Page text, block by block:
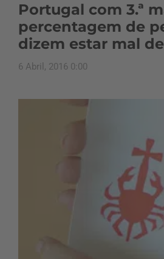
Portugal com 3.ª
percentagem de
dizem estar mal
6 Abril, 2016 0:00